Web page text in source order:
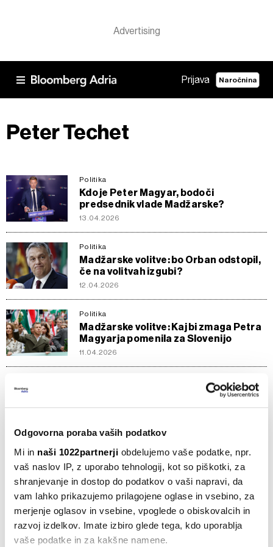
Odgovorna poraba vaših podatkov
Mi in naši 1022partnerji obdelujemo vaše podatke, npr.
vaš naslov IP, z uporabo tehnologij, kot so piškotki, za
shranjevanje in dostop do podatkov o vaši napravi, da
vam lahko prikazujemo prilagojene oglase in vsebino, za
merjenje oglasov in vsebine, vpoglede o obiskovalcih in
razvoj izdelkov. Imate izbiro glede tega, kdo uporablja
vaše podatke in za kakšne namene.
Prijava Naročnina
Peter Techet
Politika
Kdo je Peter Magyar, bodoči
predsednik vlade Madžarske?
13.04.2026
Politika
Madžarske volitve: bo Orban odstopil,
če na volitvah izgubi?
12.04.2026
Politika
Madžarske volitve: Kaj bi zmaga Petra
Magyarja pomenila za Slovenijo
11.04.2026
Orban pred največjim izzivom doslej:
bo opozicija v nedeljo sesula njegov
10.04.2026
Politika
Reportaža iz predvolilne Madžarske:
kako veter sprememb piha skozi
Budimpešto
09.04.2026